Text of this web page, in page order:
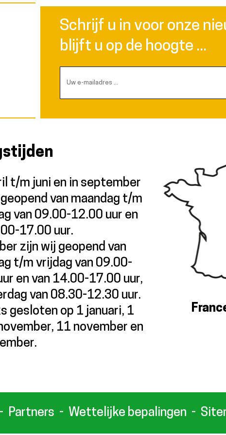
Schrijf u in voor onze
blijft u op de hoogte ...
t/m juni en in september
van maandag t/m
van 09.00-12.00 uur en
17.00 uur.
zijn wij geopend van
t/m vrijdag van 09.00-
en van 14.00-17.00 uur,
van 08.30-12.30 uur.
gesloten op 1 januari, 1
11 november en
Partners Wettelijke bepalingen